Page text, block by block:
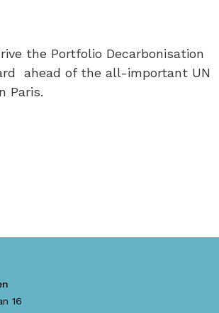
the Portfolio Decarbonisation
ahead of the all-important UN
Paris.
16